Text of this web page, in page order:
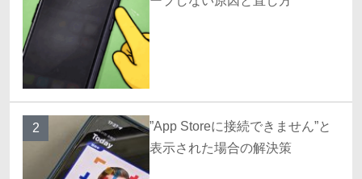
2
”App Storeに接続できません”と
表示された場合の解決策